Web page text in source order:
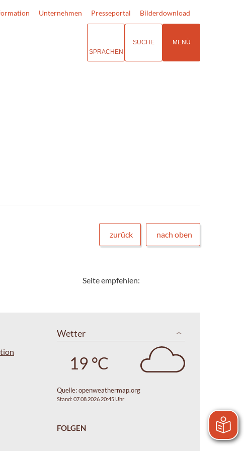
Unternehmen Presseportal Bilderdownload
SPRACHEN
SUCHE MENÜ
zurück nach oben
Seite empfehlen:
Wetter
19 °C
Quelle:openweathermap.org
Stand: 07.08.2026 20:45 Uhr
FOLGEN